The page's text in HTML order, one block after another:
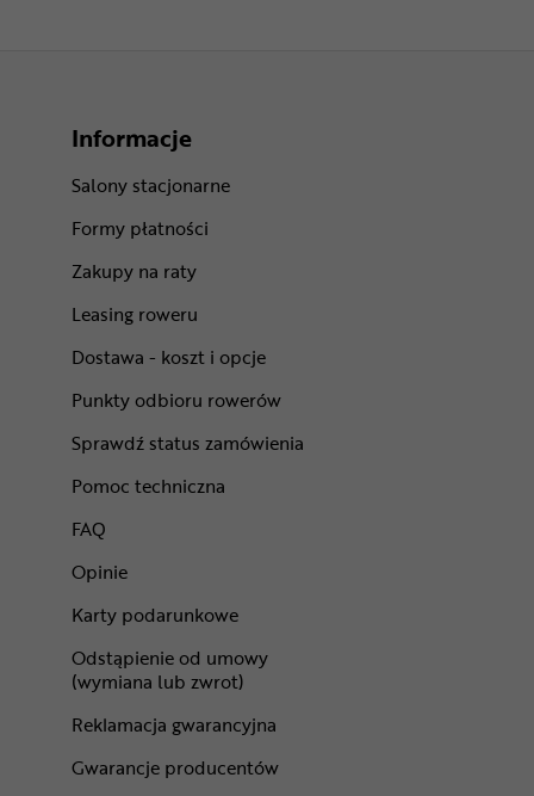
Informacje
Salony stacjonarne
Formy płatności
Zakupy na raty
Leasing roweru
Dostawa - koszt i opcje
Punkty odbioru rowerów
Sprawdź status zamówienia
Pomoc techniczna
FAQ
Opinie
Karty podarunkowe
Odstąpienie od umowy
(wymiana lub zwrot)
Reklamacja gwarancyjna
Gwarancje producentów